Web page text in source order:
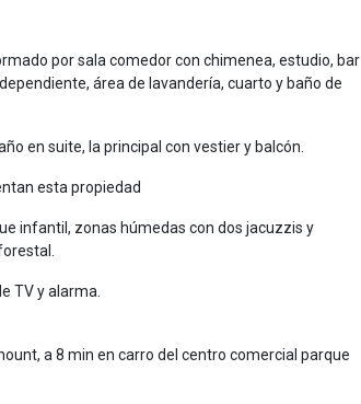
por sala comedor con chimenea, estudio, bar
área de lavandería, cuarto y baño de
en suite, la principal con vestier y balcón.
esta propiedad
infantil, zonas húmedas con dos jacuzzis y
TV y alarma.
a 8 min en carro del centro comercial parque